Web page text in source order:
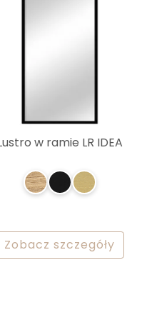
w ramie LR IDEA
Zobacz szczegóły